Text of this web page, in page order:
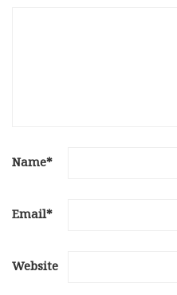
Name*
Email*
Website